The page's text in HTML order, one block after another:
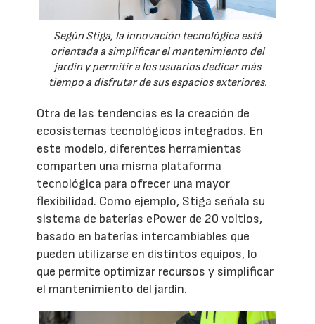
Según Stiga, la innovación tecnológica está
orientada a simplificar el mantenimiento del
jardín y permitir a los usuarios dedicar más
tiempo a disfrutar de sus espacios exteriores.
Otra de las tendencias es la creación de
ecosistemas tecnológicos integrados. En
este modelo, diferentes herramientas
comparten una misma plataforma
tecnológica para ofrecer una mayor
flexibilidad. Como ejemplo, Stiga señala su
sistema de baterías ePower de 20 voltios,
basado en baterías intercambiables que
pueden utilizarse en distintos equipos, lo
que permite optimizar recursos y simplificar
el mantenimiento del jardín.